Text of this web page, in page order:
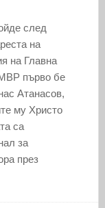
след
на
на Главна
първо бе
Атанасов,
му Христо
са
за
през